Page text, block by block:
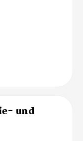
und